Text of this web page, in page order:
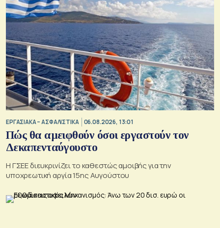
ΕΡΓΑΣΙΑΚΑ – ΑΣΦΑΛΙΣΤΙΚΑ 06.08.2026, 13:01
Πώς θα αμειφθούν όσοι εργαστούν τον
Δεκαπενταύγουστο
Η ΓΣΕΕ διευκρινίζει το καθεστώς αμοιβής για την
υποχρεωτική αργία 15ης Αυγούστου